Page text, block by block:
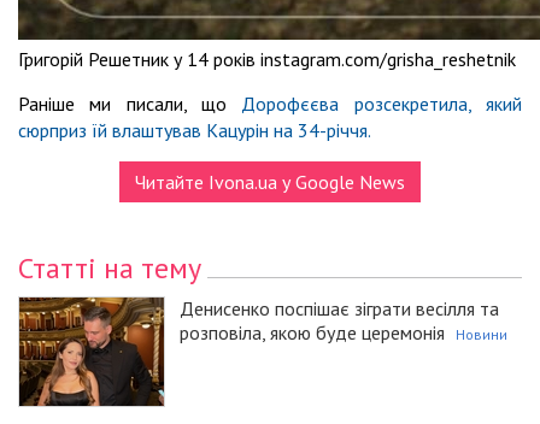
Григорій Решетник у 14 років instagram.com/grisha_reshetnik
Раніше ми писали, що Дорофєєва розсекретила, який
сюрприз їй влаштував Кацурін на 34-річчя.
Читайте Ivona.ua у Google News
Статті на тему
Денисенко поспішає зіграти весілля та
розповіла, якою буде церемонія
Новини